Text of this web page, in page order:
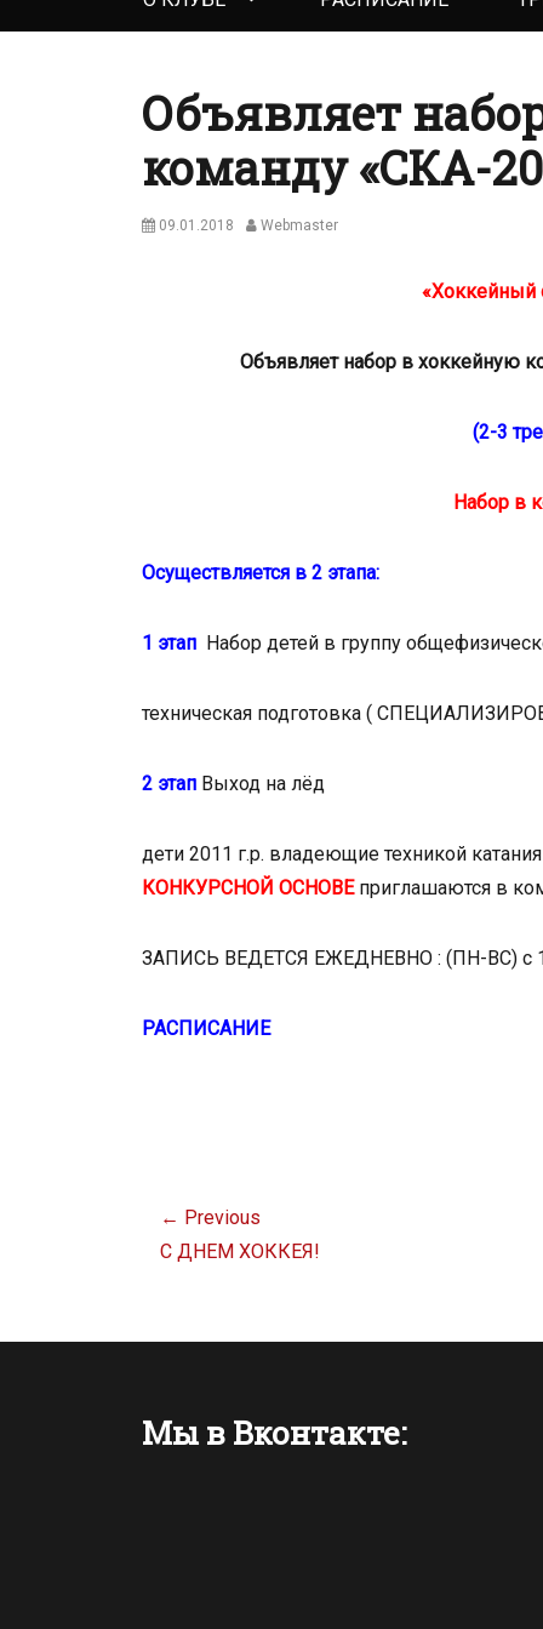
menu
Объявляет
команду «СКА-
P 09.01.2018
A
r
Webmaster
«Хоккейный
Объявляет набор в хоккейную
(2-3
Набор в
Осуществляется в 2 этапа:
1 этап Набор детей в группу
техническая подготовка (
2 этап Выход на лёд
дети 2011 г.р. владеющие техникой
КОНКУРСНОЙ ОСНОВЕ приглашаются в
ЗАПИСЬ ВЕДЕТСЯ ЕЖЕДНЕВНО : (ПН-ВС) с
РАСПИСАНИЕ
по
записям
← Previous
Previous
С ДНЕМ ХОККЕЯ!
Мы в Вконтакте: